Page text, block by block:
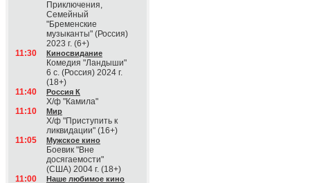
Приключения,
Семейный
"Бременские
музыканты" (Россия)
2023 г. (6+)
11:30
Киносвидание
Комедия "Ландыши"
6 с. (Россия) 2024 г.
(18+)
11:40
Россия К
Х/ф "Камила"
11:10
Мир
Х/ф "Приступить к
ликвидации" (16+)
11:05
Мужское кино
Боевик "Вне
досягаемости"
(США) 2004 г. (18+)
11:00
Наше любимое кино